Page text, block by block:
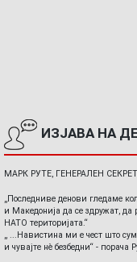
ИЗЈАВА НА
МАРК РУТЕ, ГЕНЕРАЛЕН
„Последниве денови гледаме
и Македонија да се здружат, да
НАТО територијата.“
„ ...Навистина ми е чест што
и чувајте нè безбедни“ - порача